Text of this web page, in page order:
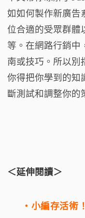
如如何製作新廣告
位合適的受眾群體
等。在網路行銷中
南或技巧。所以別
你得把你學到的知
斷測試和調整你的
＜延伸閱讀＞
・ 小編存活術